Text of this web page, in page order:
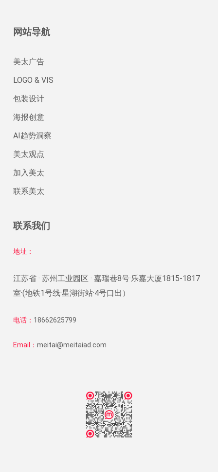
网站导航
美太广告
LOGO & VIS
包装设计
海报创意
AI趋势洞察
美太观点
加入美太
联系美太
联系我们
地址：
江苏省 · 苏州工业园区 · 嘉瑞巷8号·乐嘉大厦1815-1817
室·(地铁1号线·星湖街站·4号口出）
电话： 18662625799
Email： meitai@meitaiad.com